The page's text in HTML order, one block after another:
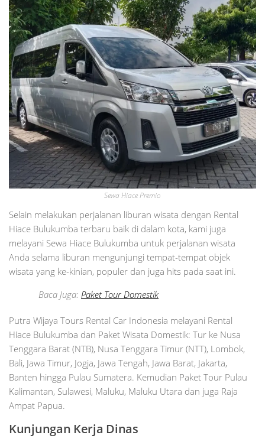
Sewa Hiace Premio
Selain melakukan perjalanan liburan wisata dengan Rental
Hiace Bulukumba terbaru baik di dalam kota, kami juga
melayani Sewa Hiace Bulukumba untuk perjalanan wisata
Anda selama liburan mengunjungi tempat-tempat objek
wisata yang ke-kinian, populer dan juga hits pada saat ini.
Baca Juga: Paket Tour Domestik
Putra Wijaya Tours Rental Car Indonesia melayani Rental
Hiace Bulukumba dan Paket Wisata Domestik: Tur ke Nusa
Tenggara Barat (NTB), Nusa Tenggara Timur (NTT), Lombok,
Bali, Jawa Timur, Jogja, Jawa Tengah, Jawa Barat, Jakarta,
Banten hingga Pulau Sumatera. Kemudian Paket Tour Pulau
Kalimantan, Sulawesi, Maluku, Maluku Utara dan juga Raja
Ampat Papua.
Kunjungan Kerja Dinas